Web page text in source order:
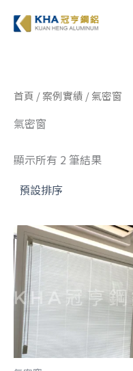
首頁 /案例實績 / 氣密窗
氣密窗
顯示所有 2 筆結果